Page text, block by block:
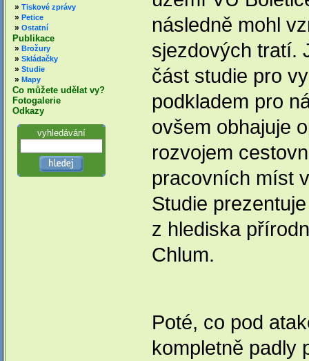
» Tiskové zprávy
» Petice
» Ostatní
Publikace
» Brožury
» Skládačky
» Studie
» Mapy
Co můžete udělat vy?
Fotogalerie
Odkazy
vyhledávání
následně mohl
sjezdových tratí.
část studie pro
podkladem pro
ovšem obhajuje
rozvojem
pracovních míst
Studie
z hlediska
Chlum.
Poté, co pod
kompletně padly